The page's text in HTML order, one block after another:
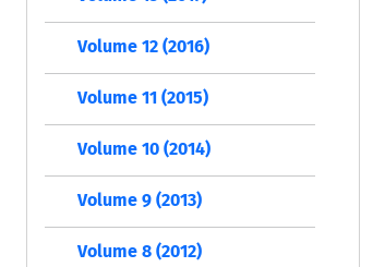
Volume 12 (2016)
Volume 11 (2015)
Volume 10 (2014)
Volume 9 (2013)
Volume 8 (2012)